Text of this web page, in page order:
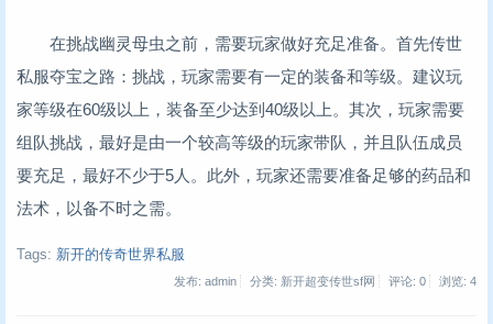
在挑战幽灵母虫之前，需要玩家做好充足准备。首先传世
私服夺宝之路：挑战，玩家需要有一定的装备和等级。建议玩
家等级在60级以上，装备至少达到40级以上。其次，玩家需要
组队挑战，最好是由一个较高等级的玩家带队，并且队伍成员
要充足，最好不少于5人。此外，玩家还需要准备足够的药品和
法术，以备不时之需。
Tags: 新开的传奇世界私服
发布: admin 分类: 新开超变传世sf网 评论: 0 浏览: 4